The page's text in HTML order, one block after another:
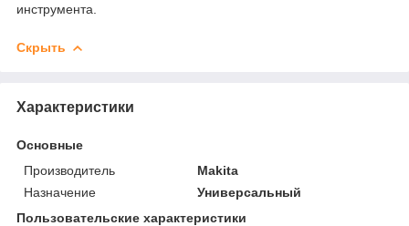
инструмента.
Скрыть
Характеристики
Основные
Производитель
Makita
Назначение
Универсальный
Пользовательские характеристики